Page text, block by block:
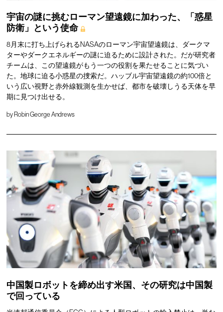
宇宙の謎に挑むローマン望遠鏡に加わった、「惑星
防衛」という使命
8月末に打ち上げられるNASAのローマン宇宙望遠鏡は、ダークマ
ターやダークエネルギーの謎に迫るために設計された。だが研究者
チームは、この望遠鏡がもう一つの役割を果たせることに気づい
た。地球に迫る小惑星の捜索だ。ハッブル宇宙望遠鏡の約100倍と
いう広い視野と赤外線観測を生かせば、都市を破壊しうる天体を早
期に見つけ出せる。
byRobin George Andrews
中国製ロボットを締め出す米国、その研究は中国製
で回っている